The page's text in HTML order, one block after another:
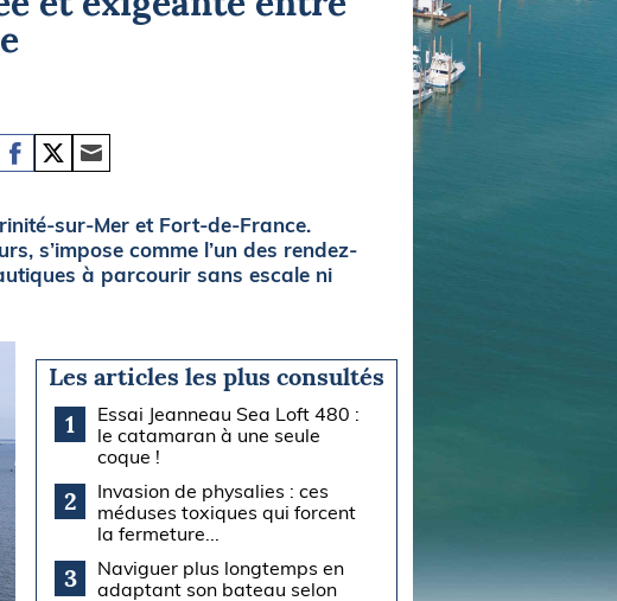
sur-Mer et Fort-de-France.
s’impose comme l’un des rendez-
à parcourir sans escale ni
Les articles les plus consultés
1
Essai Jeanneau Sea Loft 480 :
le catamaran à une seule
coque !
2
Invasion de physalies : ces
méduses toxiques qui forcent
la fermeture...
3
Naviguer plus longtemps en
adaptant son bateau selon